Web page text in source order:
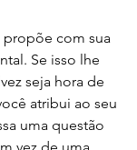
propõe com sua
Se isso lhe
seja hora de
atribui ao seu
uma questão